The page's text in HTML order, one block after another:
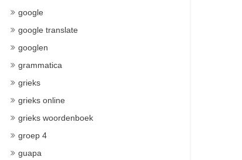
google
google translate
googlen
grammatica
grieks
grieks online
grieks woordenboek
groep 4
guapa